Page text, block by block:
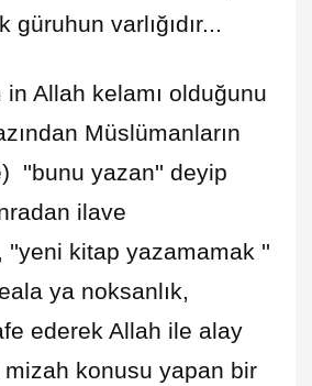
güruhun varlığıdır...
in Allah kelamı olduğunu
Müslümanların
''bunu yazan'' deyip
ilave
''yeni kitap yazamamak ''
ya noksanlık,
ederek Allah ile alay
konusu yapan bir